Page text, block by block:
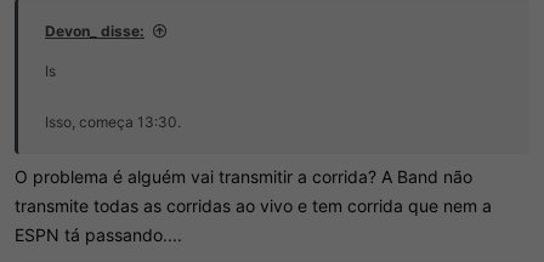
t
p
c
o
Devon_ disse:
Is
Isso, começa 13:30.
O problema é alguém vai transmitir a corrida? A Band não
transmite todas as corridas ao vivo e tem corrida que nem a
ESPN tá passando....